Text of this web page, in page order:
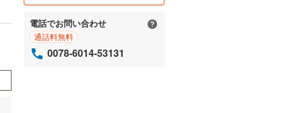
電話でお問い合わせ
通話料無料
0078-6014-53131